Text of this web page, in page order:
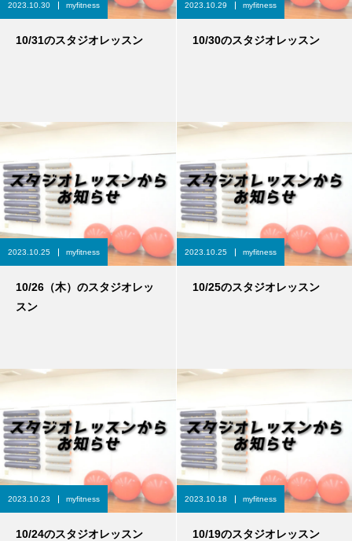
2023.10.30 myfitness
10/31のスタジオレッスン
2023.10.29 myfitness
10/30のスタジオレッスン
2023.10.25 myfitness
10/26（木）のスタジオレッ
スン
2023.10.25 myfitness
10/25のスタジオレッスン
2023.10.23 myfitness
10/24のスタジオレッスン
2023.10.18 myfitness
10/19のスタジオレッスン